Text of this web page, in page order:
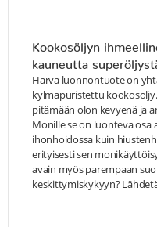
Kookosöljyn
kauneutta
Harva luonnontuote on
kylmäpuristettu
pitämään olon kevyenä ja
Monille se on luonteva osa
ihonhoidossa kuin
erityisesti sen
avain myös parempaan
keskittymiskykyyn?